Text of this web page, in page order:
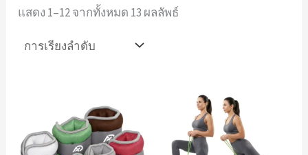
แสดง 1–12 จากทั้งหมด 13 ผลลัพธ์